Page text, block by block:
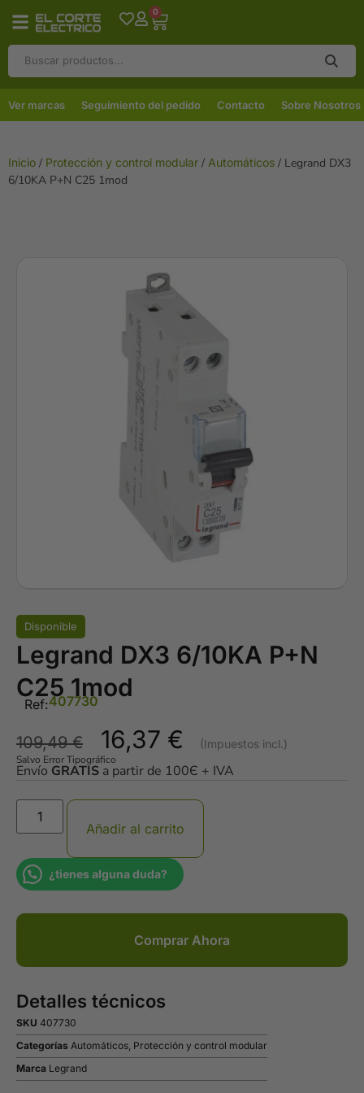
0
Ver marcas Seguimiento del pedido Contacto Sobre Nosotros
Inicio / Protección y control modular / Automáticos / Legrand DX3
6/10KA P+N C25 1mod
Disponible
Legrand DX3 6/10KA P+N
C25 1mod
Ref:407730
109,49€ 16,37 €
Salvo Error Tipográfico
Envío GRATIS a partir de 100Є + IVA
Añadir al carrito
¿tienes alguna duda?
Comprar Ahora
Detalles técnicos
SKU 407730
Categorías Automáticos, Protección y control modular
Marca Legrand